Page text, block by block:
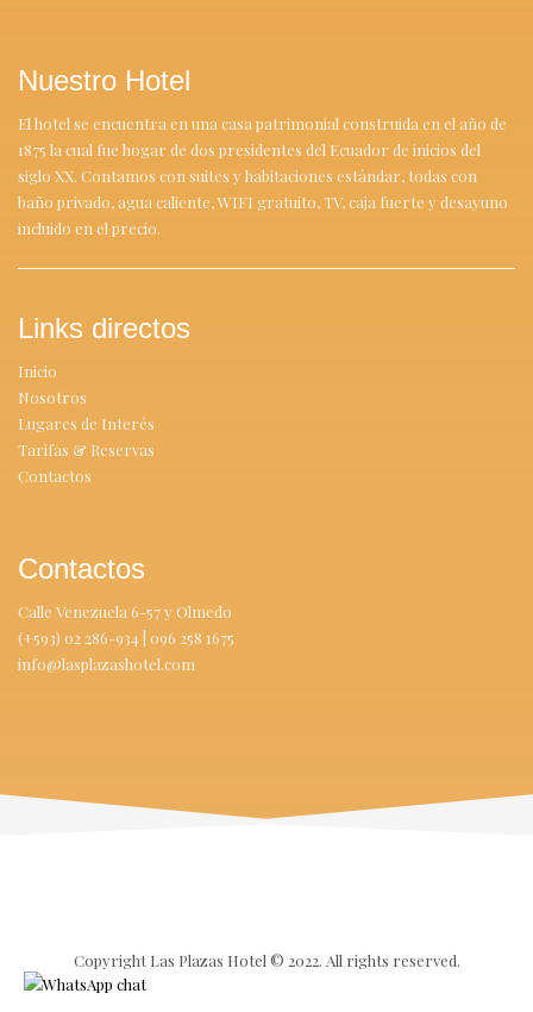
Nuestro Hotel
El hotel se encuentra en una casa patrimonial construida en el año de
1875 la cual fue hogar de dos presidentes del Ecuador de inicios del
siglo XX. Contamos con suites y habitaciones estándar, todas con
baño privado, agua caliente, WIFI gratuito, TV, caja fuerte y desayuno
incluido en el precio.
Links directos
Inicio
Nosotros
Lugares de Interés
Tarifas & Reservas
Contactos
Contactos
Calle Venezuela 6-57 y Olmedo
(+593) 02 286-934 | 096 258 1675
info@lasplazashotel.com
Copyright Las Plazas Hotel © 2022. All rights reserved.